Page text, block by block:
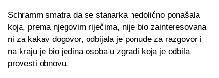
Schramm smatra da se stanarka nedolično ponašala
koja, prema njegovim riječima, nije bio zainteresovana
ni za kakav dogovor, odbijala je ponude za razgovor i
na kraju je bio jedina osoba u zgradi koja je odbila
provesti obnovu.